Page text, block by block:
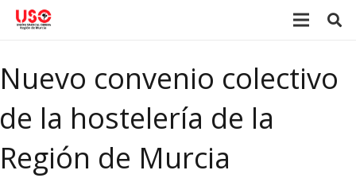
Nuevo convenio colectivo
de la hostelería de la
Región de Murcia